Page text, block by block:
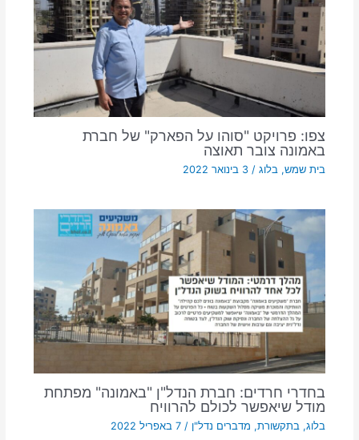
צפו: פרויקט "סוהו על הפארק" של חברת
באמונה צובר תאוצה
בית שמש, בלוג/ 3 בינואר 2022
בחדרי חרדים: חברת הנדל"ן "באמונה" מפתחת
מודל שיאפשר לכולם להרוויח
בלוג, בתקשורת, מדברים נדל"ן / 7 באפריל 2022